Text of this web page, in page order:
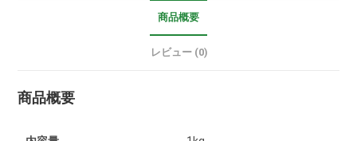
商品概要
レビュー (0)
商品概要